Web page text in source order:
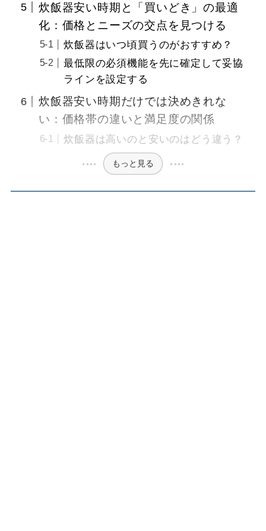
炊飯器安い時期と「買いどき」の最適
化：価格とニーズの交点を見つける
炊飯器はいつ頃買うのがおすすめ？
最低限の必須機能を先に確定して妥協
ラインを設定する
炊飯器安い時期だけでは決めきれな
い：価格帯の違いと満足度の関係
炊飯器は高いのと安いのはどう違う？
もっと見る